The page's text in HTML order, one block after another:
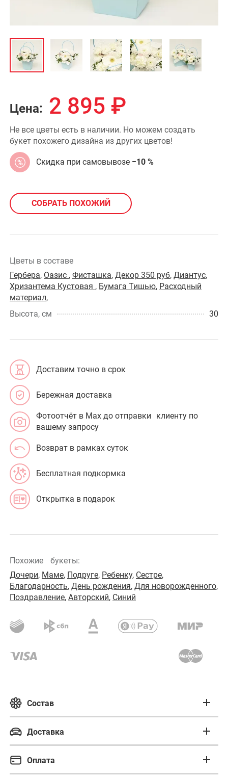
Цена: 2 895 ₽
Не все цветы есть в наличии. Но можем создать
букет похожего дизайна из других цветов!
Скидка при самовывозе −10 %
СОБРАТЬ ПОХОЖИЙ
Цветы в составе
Гербера, Оазис , Фисташка, Декор 350 руб, Диантус,
Хризантема Кустовая , Бумага Тишью, Расходный
материал,
Высота, см
30
Доставим точно в срок
Бережная доставка
Фотоотчёт в Max до отправки клиенту по
вашему запросу
Возврат в рамках суток
Бесплатная подкормка
Открытка в подарок
Похожие букеты:
Дочери, Маме, Подруге, Ребенку, Сестре,
Благодарность, День рождения, Для новорожденного,
Поздравление, Авторский, Синий
Состав
Состав букета
Оазис
Доставка
Бережная доставка
Оплата